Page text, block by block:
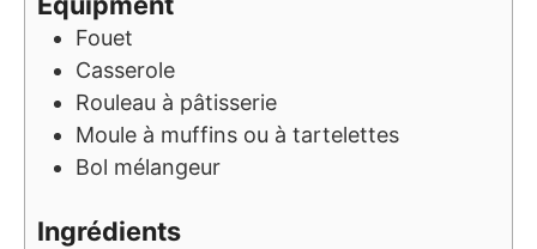
Fouet
Casserole
Rouleau à pâtisserie
Moule à muffins ou à tartelettes
Bol mélangeur
Ingrédients